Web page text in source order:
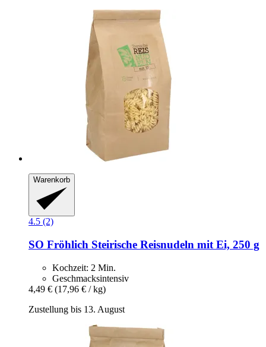
Warenkorb
4.5 (2)
SO Fröhlich Steirische Reisnudeln mit Ei, 250 g
Kochzeit: 2 Min.
Geschmacksintensiv
4,49 € (17,96 € / kg)
Zustellung bis 13. August